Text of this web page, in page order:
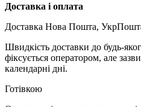
Доставка і оплата
Доставка Нова Пошта,
Швидкість доставки до будь-
фіксується оператором, але
календарні дні.
Готівкою